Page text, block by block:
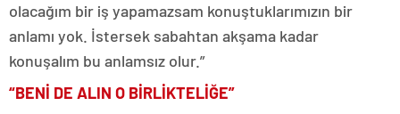
olacağım bir iş yapamazsam konuştuklarımızın bir
anlamı yok. İstersek sabahtan akşama kadar
konuşalım bu anlamsız olur.”
“BENİ DE ALIN O BİRLİKTELİĞE”